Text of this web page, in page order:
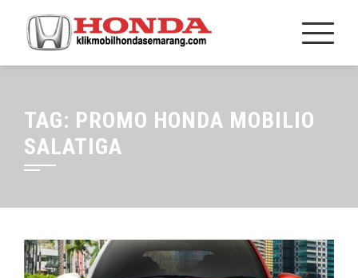
TAG: PROMO HONDA MOBILIO
SALATIGA